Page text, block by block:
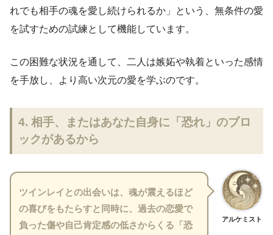
れでも相手の魂を愛し続けられるか」という、無条件の愛
を試すための試練として機能しています。
この困難な状況を通して、二人は嫉妬や執着といった感情
を手放し、より高い次元の愛を学ぶのです。
4. 相手、またはあなた自身に「恐れ」のブロ
ックがあるから
アルケミスト
ツインレイとの出会いは、魂が震えるほど
の喜びをもたらすと同時に、過去の恋愛で
負った傷や自己肯定感の低さからくる「恐